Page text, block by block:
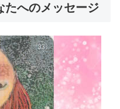
たへのメッセージ